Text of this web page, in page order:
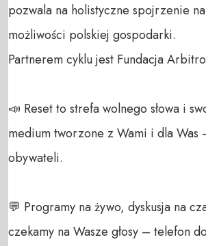
pozwala na holistyczne spojrzenie
możliwości polskiej gospodarki.
Partnerem cyklu jest Fundacja
📣 Reset to strefa wolnego słowa i
medium tworzone z Wami i dla Was
obywateli.
💬 Programy na żywo, dyskusja na
czekamy na Wasze głosy – telefon